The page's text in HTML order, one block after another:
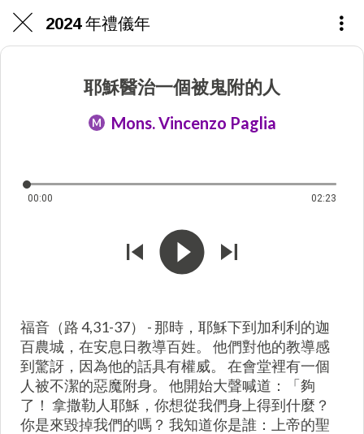
2024 年禮儀年
耶穌醫治一個被鬼附的人
M Mons. Vincenzo Paglia
00:00 02:23
福音（路 4,31-37） - 那時，耶穌下到加利利的迦
百農城，在安息日教導百姓。 他們對他的教導感
到驚訝，因為他的話具有權威。 在會堂裡有一個
人被不潔的惡魔附身。 他開始大聲喊道：「夠
了！ 拿撒勒人耶穌，你想從我們身上得到什麼？
你是來毀掉我們的嗎？ 我知道你是誰：上帝的聖